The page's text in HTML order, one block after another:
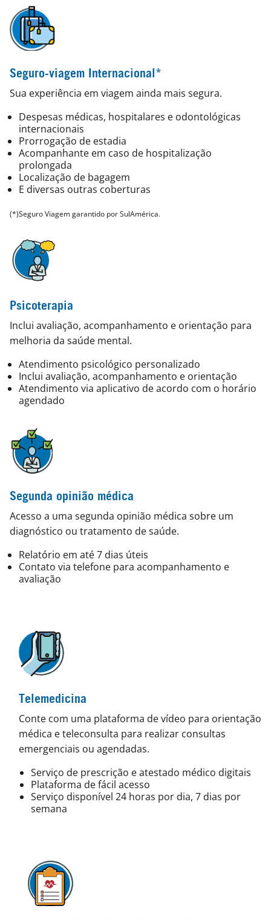
Seguro-viagem Internacional*
Sua experiência em viagem ainda mais segura.
Despesas médicas, hospitalares e odontológicas
internacionais
Prorrogação de estadia
Acompanhante em caso de hospitalização
prolongada
Localização de bagagem
E diversas outras coberturas
(*)Seguro Viagem garantido por SulAmérica.
Psicoterapia
Inclui avaliação, acompanhamento e orientação para
melhoria da saúde mental.
Atendimento psicológico personalizado
Inclui avaliação, acompanhamento e orientação
Atendimento via aplicativo de acordo com o horário
agendado
Segunda opinião médica
Acesso a uma segunda opinião médica sobre um
diagnóstico ou tratamento de saúde.
Relatório em até 7 dias úteis
Contato via telefone para acompanhamento e
avaliação
Telemedicina
Conte com uma plataforma de vídeo para orientação
médica e teleconsulta para realizar consultas
emergenciais ou agendadas.
Serviço de prescrição e atestado médico digitais
Plataforma de fácil acesso
Serviço disponível 24 horas por dia, 7 dias por
semana